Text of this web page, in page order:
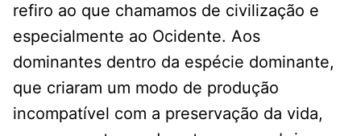
refiro ao que chamamos de civilização e
especialmente ao Ocidente. Aos
dominantes dentro da espécie dominante,
que criaram um modo de produção
incompatível com a preservação da vida,